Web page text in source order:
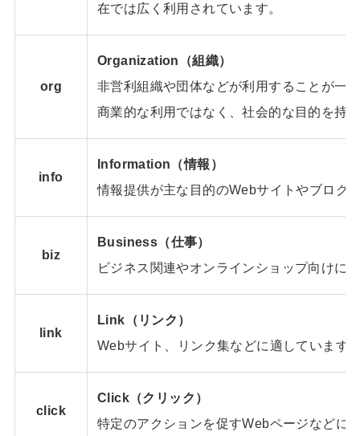
在では広く利用されています。
org
Organization（組織）
非営利組織や団体などが利用することが一
商業的な利用ではなく、社会的な目的を持
info
Information（情報）
情報提供が主な目的のWebサイトやブログ
biz
Business（仕事）
ビジネス関連やオンラインショップ向けに
link
Link（リンク）
Webサイト、リンク集などに適しています
click
Click（クリック）
特定のアクションを促すWebページなどに